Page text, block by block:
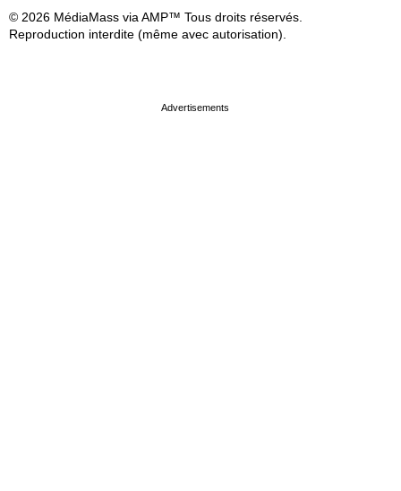
© 2026 MédiaMass via AMP™ Tous droits réservés.
Reproduction interdite (même avec autorisation).